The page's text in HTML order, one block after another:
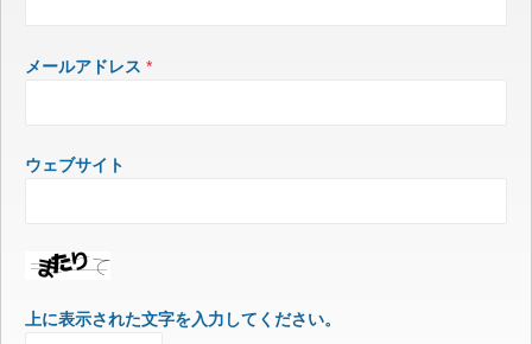
メールアドレス *
ウェブサイト
上に表示された文字を入力してください。